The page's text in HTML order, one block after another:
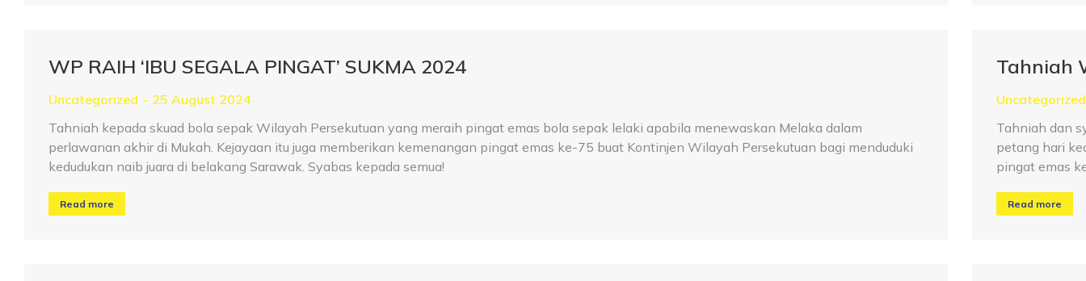
WP RAIH ‘IBU SEGALA PINGAT’ SUKMA 2024
Uncategorized
25 August 2024
Tahniah kepada skuad bola sepak Wilayah Persekutuan yang meraih pingat emas bola sepak lelaki apabila menewaskan Melaka dalam
perlawanan akhir di Mukah. Kejayaan itu juga memberikan kemenangan pingat emas ke-75 buat Kontinjen Wilayah Persekutuan bagi menduduki
kedudukan naib juara di belakang Sarawak. Syabas kepada semua!
Read more
Tahniah
Uncategorized
Tahniah dan
petang hari
pingat emas
Read more